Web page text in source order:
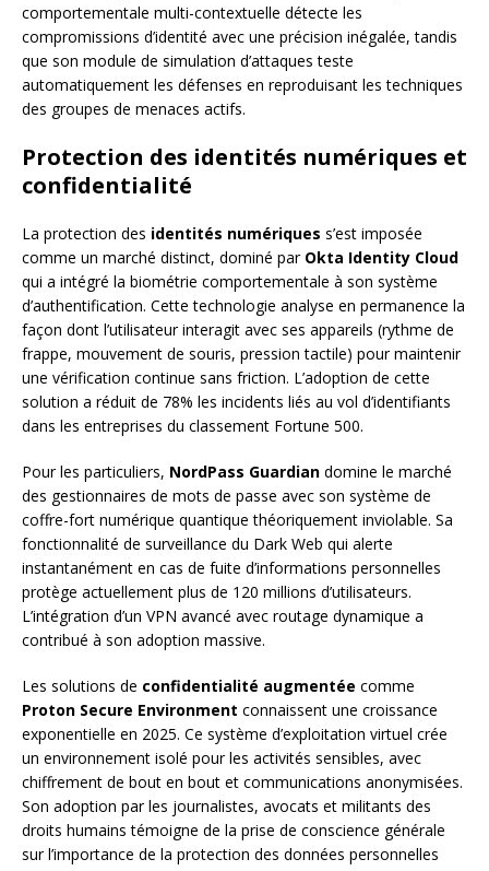
comportementale multi-contextuelle détecte les
compromissions d’identité avec une précision inégalée, tandis
que son module de simulation d’attaques teste
automatiquement les défenses en reproduisant les techniques
des groupes de menaces actifs.
Protection des identités numériques et
confidentialité
La protection des identités numériques s’est imposée
comme un marché distinct, dominé par Okta Identity Cloud
qui a intégré la biométrie comportementale à son système
d’authentification. Cette technologie analyse en permanence la
façon dont l’utilisateur interagit avec ses appareils (rythme de
frappe, mouvement de souris, pression tactile) pour maintenir
une vérification continue sans friction. L’adoption de cette
solution a réduit de 78% les incidents liés au vol d’identifiants
dans les entreprises du classement Fortune 500.
Pour les particuliers, NordPass Guardian domine le marché
des gestionnaires de mots de passe avec son système de
coffre-fort numérique quantique théoriquement inviolable. Sa
fonctionnalité de surveillance du Dark Web qui alerte
instantanément en cas de fuite d’informations personnelles
protège actuellement plus de 120 millions d’utilisateurs.
L’intégration d’un VPN avancé avec routage dynamique a
contribué à son adoption massive.
Les solutions de confidentialité augmentée comme
Proton Secure Environment connaissent une croissance
exponentielle en 2025. Ce système d’exploitation virtuel crée
un environnement isolé pour les activités sensibles, avec
chiffrement de bout en bout et communications anonymisées.
Son adoption par les journalistes, avocats et militants des
droits humains témoigne de la prise de conscience générale
sur l’importance de la protection des données personnelles